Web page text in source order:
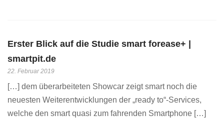
Erster Blick auf die Studie smart forease+ |
smartpit.de
22. Februar 2019
[…] dem überarbeiteten Showcar zeigt smart noch die
neuesten Weiterentwicklungen der „ready to“-Services,
welche den smart quasi zum fahrenden Smartphone […]